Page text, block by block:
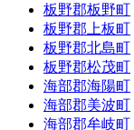
板野郡板野町
板野郡上板町
板野郡北島町
板野郡松茂町
海部郡海陽町
海部郡美波町
海部郡牟岐町